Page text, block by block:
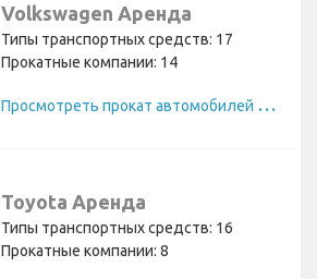
Volkswagen Аренда
Типы транспортных средств: 17
Прокатные компании: 14
П
росмотреть прокат автомобилей Volkswagen
Toyota Аренда
Типы транспортных средств: 16
Прокатные компании: 8